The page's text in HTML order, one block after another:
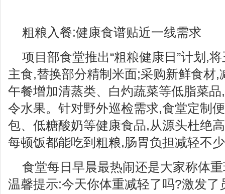
粗粮入餐:健康食谱贴近一线需求
项目部食堂推出“粗粮健康日”计划,
主食,替换部分精制米面;采购新鲜食材
午餐增加清蒸类、白灼蔬菜等低脂菜
令水果。针对野外巡检需求,食堂定制
包、低糖酸奶等健康食品,从源头杜绝
每顿饭都能吃到粗粮,肠胃负担减轻不
食堂每日早晨最热闹还是大家称体
温馨提示:今天你体重减轻了吗?激发了